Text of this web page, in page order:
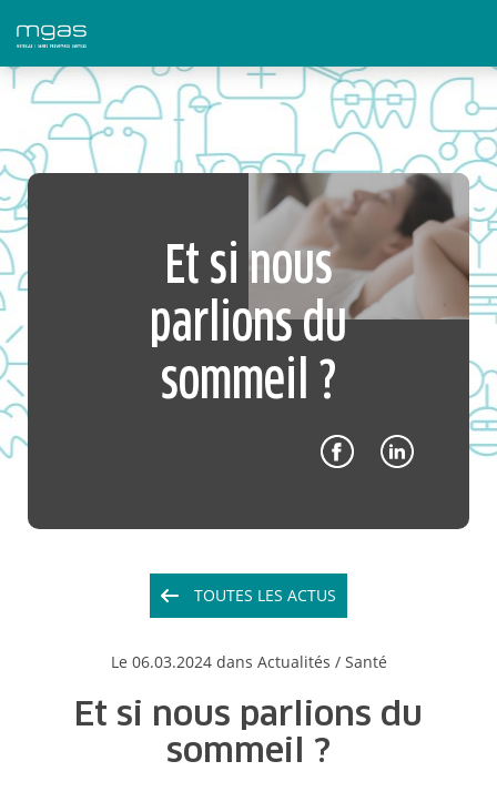
> Et si nous parlions du sommeil ?
Et si nous
parlions du
sommeil ?
TOUTES LES ACTUS
Le 06.03.2024 dans Actualités / Santé
Et si nous parlions du
sommeil ?